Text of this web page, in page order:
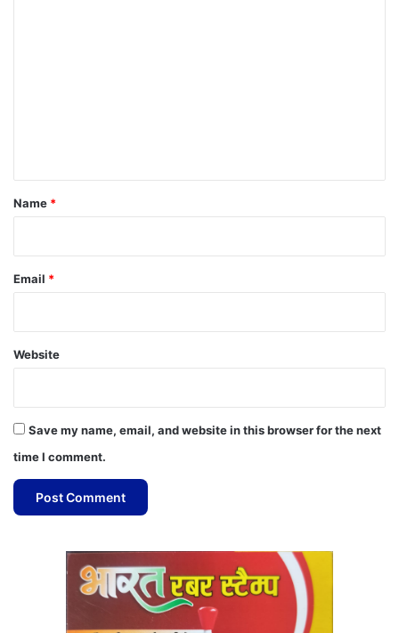
*
Name *
Email *
Website
Save my name, email, and website in this browser for the next
time I comment.